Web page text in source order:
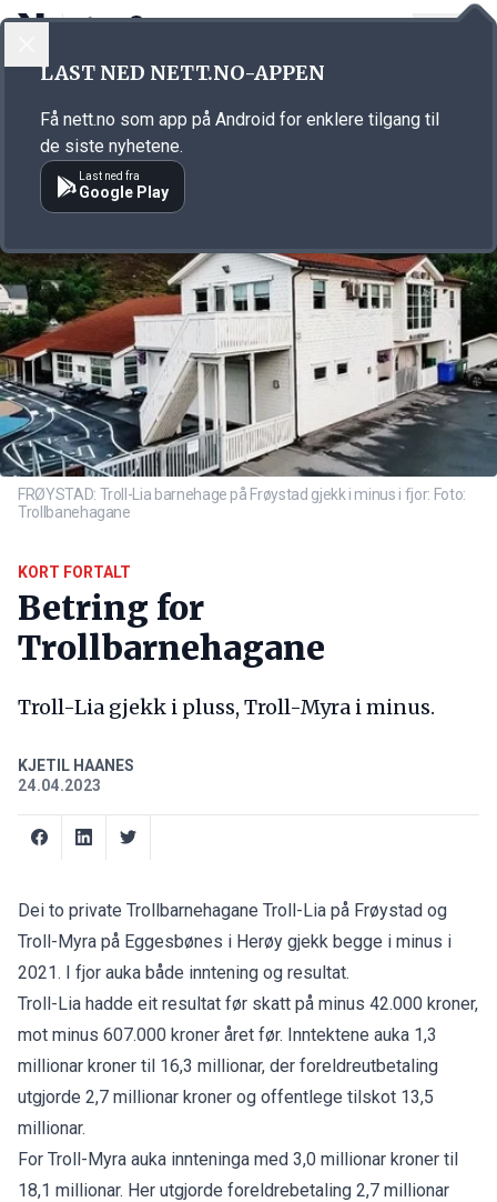
Annonsørinnhold
FRØYSTAD: Troll-Lia barnehage på Frøystad gjekk i minus i fjor: Foto:
Trollbanehagane
KORT FORTALT
Betring for
Trollbarnehagane
Troll-Lia gjekk i pluss, Troll-Myra i minus.
KJETIL HAANES
24.04.2023
Dei to private Trollbarnehagane Troll-Lia på Frøystad og
Troll-Myra på Eggesbønes i Herøy gjekk begge i minus i
2021. I fjor auka både inntening og resultat.
Troll-Lia hadde eit resultat før skatt på minus 42.000 kroner,
mot minus 607.000 kroner året før. Inntektene auka 1,3
millionar kroner til 16,3 millionar, der foreldreutbetaling
utgjorde 2,7 millionar kroner og offentlege tilskot 13,5
millionar.
For Troll-Myra auka innteninga med 3,0 millionar kroner til
18,1 millionar. Her utgjorde foreldrebetaling 2,7 millionar
LAST NED NETT.NO-APPEN
Få nett.no som app på Android for enklere tilgang til
de siste nyhetene.
Last ned fra
Google Play